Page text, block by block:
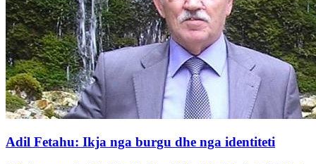
Adil Fetahu: Ikja nga burgu dhe nga identiteti